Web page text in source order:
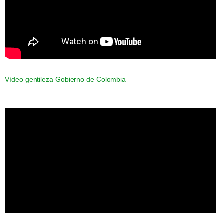
Vídeo gentileza Gobierno de Colombia